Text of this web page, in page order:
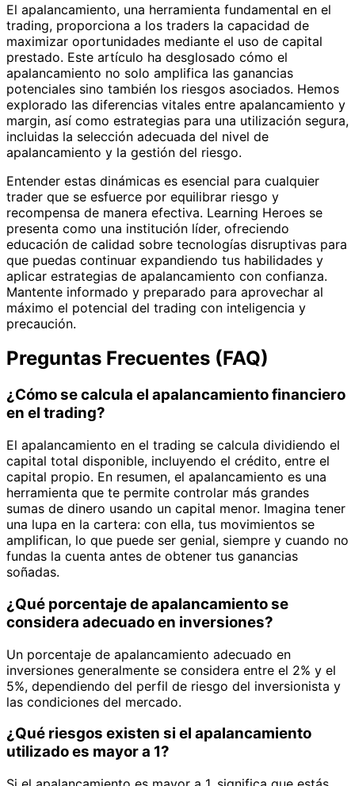
El apalancamiento, una herramienta fundamental en el
trading, proporciona a los traders la capacidad de
maximizar oportunidades mediante el uso de capital
prestado. Este artículo ha desglosado cómo el
apalancamiento no solo amplifica las ganancias
potenciales sino también los riesgos asociados. Hemos
explorado las diferencias vitales entre apalancamiento y
margin, así como estrategias para una utilización segura,
incluidas la selección adecuada del nivel de
apalancamiento y la gestión del riesgo.
Entender estas dinámicas es esencial para cualquier
trader que se esfuerce por equilibrar riesgo y
recompensa de manera efectiva. Learning Heroes se
presenta como una institución líder, ofreciendo
educación de calidad sobre tecnologías disruptivas para
que puedas continuar expandiendo tus habilidades y
aplicar estrategias de apalancamiento con confianza.
Mantente informado y preparado para aprovechar al
máximo el potencial del trading con inteligencia y
precaución.
Preguntas Frecuentes (FAQ)
¿Cómo se calcula el apalancamiento financiero
en el trading?
El apalancamiento en el trading se calcula dividiendo el
capital total disponible, incluyendo el crédito, entre el
capital propio. En resumen, el apalancamiento es una
herramienta que te permite controlar más grandes
sumas de dinero usando un capital menor. Imagina tener
una lupa en la cartera: con ella, tus movimientos se
amplifican, lo que puede ser genial, siempre y cuando no
fundas la cuenta antes de obtener tus ganancias
soñadas.
¿Qué porcentaje de apalancamiento se
considera adecuado en inversiones?
Un porcentaje de apalancamiento adecuado en
inversiones generalmente se considera entre el 2% y el
5%, dependiendo del perfil de riesgo del inversionista y
las condiciones del mercado.
¿Qué riesgos existen si el apalancamiento
utilizado es mayor a 1?